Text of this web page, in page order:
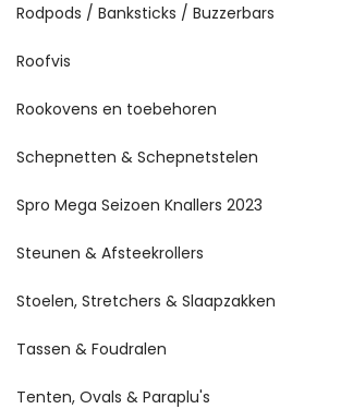
Rodpods / Banksticks / Buzzerbars
Roofvis
Rookovens en toebehoren
Schepnetten & Schepnetstelen
Spro Mega Seizoen Knallers 2023
Steunen & Afsteekrollers
Stoelen, Stretchers & Slaapzakken
Tassen & Foudralen
Tenten, Ovals & Paraplu's